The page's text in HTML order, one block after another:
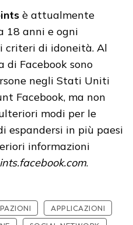
è attualmente
18 anni e ogni
criteri di idoneità. Al
di Facebook sono
negli Stati Uniti
Facebook, ma non
modi per le
espandersi in più paesi
informazioni
.
APPLICAZIONI